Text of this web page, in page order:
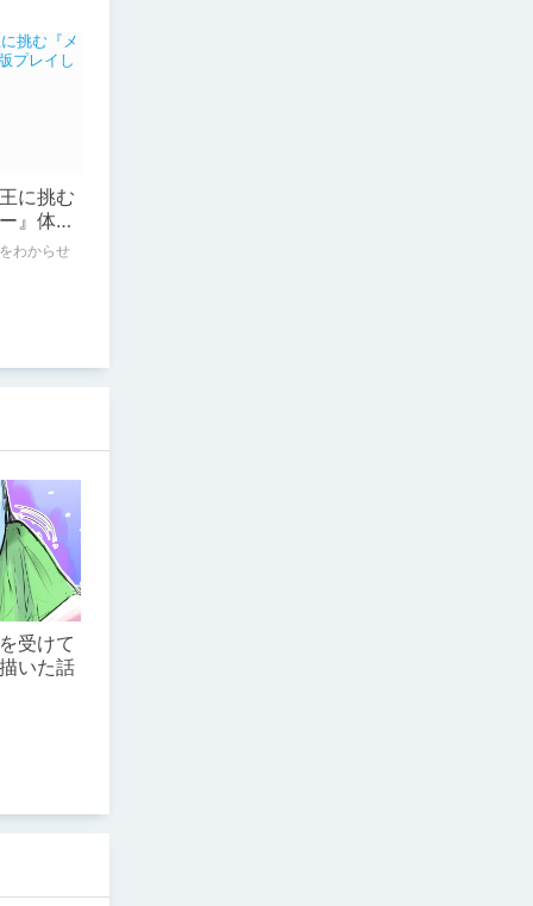
に挑む
』体験
わからせ
受けて
いた話